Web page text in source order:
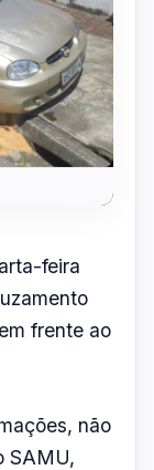
feira
frente ao
não
SAMU,